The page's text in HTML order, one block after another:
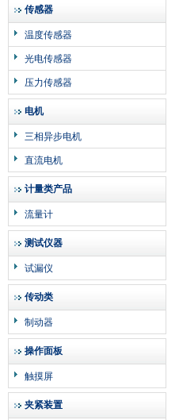
传感器
温度传感器
光电传感器
压力传感器
电机
三相异步电机
直流电机
计量类产品
流量计
测试仪器
试漏仪
传动类
制动器
操作面板
触摸屏
夹紧装置